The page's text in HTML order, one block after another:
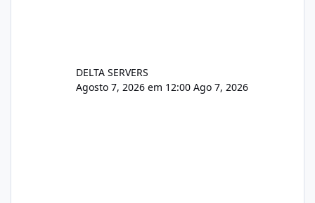
DELTA SERVERS
Agosto 7, 2026 em 12:00 Ago 7, 2026